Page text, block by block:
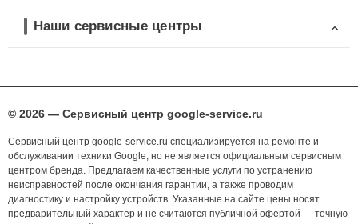
Наши сервисные центры
© 2026 — Сервисный центр google-service.ru
Сервисный центр google-service.ru специализируется на ремонте и
обслуживании техники Google, но не является официальным сервисным
центром бренда. Предлагаем качественные услуги по устранению
неисправностей после окончания гарантии, а также проводим
диагностику и настройку устройств. Указанные на сайте цены носят
предварительный характер и не считаются публичной офертой — точную